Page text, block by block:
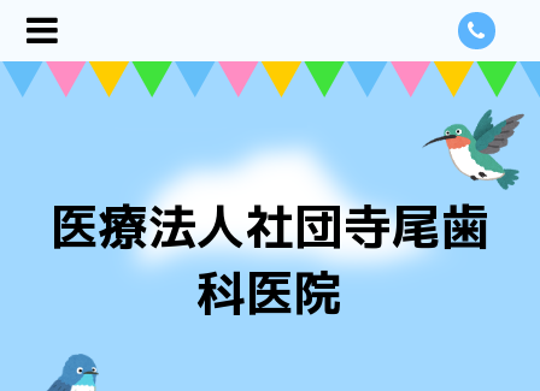
医療法人社団寺尾歯
科医院